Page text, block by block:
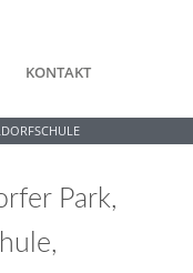
KONTAKT
Park,